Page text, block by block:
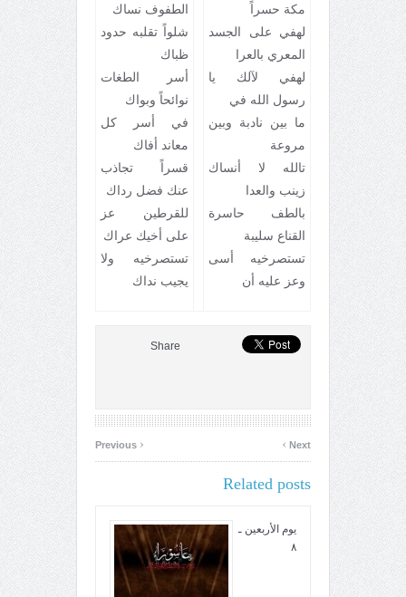
مكة حسراً
لهفي على الجسد
المعري بالعرا
لهفي لآلك يا
رسول الله في
ما بين نادبة وبين
مروعة
تالله لا أنساك
زينب والعدا
بالطف حاسرة
القناع سليبة
تستصرخيه أسى
وعز عليه أن
الطفوف نساك
شلواً تقلبه حدود
ظباك
أسر الطغات
نوائحاً وبواك
في أسر كل
معاند أفاك
قسراً تجاذب
عنك فضل رداك
للقرطين عز
على أخيك عراك
تستصرخيه ولا
يجيب نداك
Share
‹ Next
›
Related posts
يوم الأربعين ـ
٨